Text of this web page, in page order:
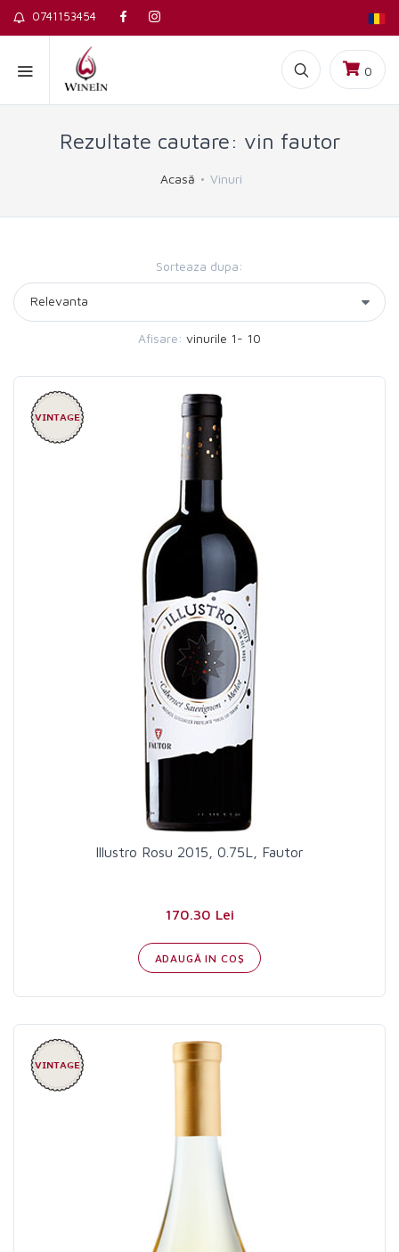
0741153454
0
Rezultate cautare: vin fautor
Acasă Vinuri
Sorteaza dupa:
Afisare: vinurile 1- 10
Illustro Rosu 2015, 0.75L, Fautor
170.30 Lei
ADAUGĂ IN COŞ